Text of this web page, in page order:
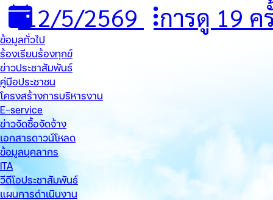
12/5/2569 การดู 19 ค
ข้อมูลทั่วไป
ร้องเรียนร้องทุกข์
ข่าวประชาสัมพันธ์
คู่มือประชาชน
โครงสร้างการบริหารงาน
E-service
ข่าวจัดซื้อจัดจ้าง
เอกสารดาวน์โหลด
ข้อมูลบุคลากร
ITA
วีดีโอประชาสัมพันธ์
แผนการดำเนินงาน